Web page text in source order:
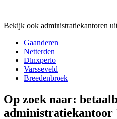
Bekijk ook administratiekantoren uit
Gaanderen
Netterden
Dinxperlo
Varsseveld
Breedenbroek
Op zoek naar:
administratiekantoor